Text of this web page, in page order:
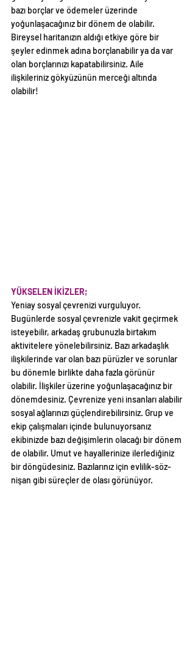
bazı borçlar ve ödemeler üzerinde
yoğunlaşacağınız bir dönem de olabilir.
Bireysel haritanızın aldığı etkiye göre bir
şeyler edinmek adına borçlanabilir ya da var
olan borçlarınızı kapatabilirsiniz. Aile
ilişkileriniz gökyüzünün merceği altında
olabilir!
YÜKSELEN İKİZLER;
Yeniay sosyal çevrenizi vurguluyor.
Bugünlerde sosyal çevrenizle vakit geçirmek
isteyebilir, arkadaş grubunuzla birtakım
aktivitelere yönelebilirsiniz. Bazı arkadaşlık
ilişkilerinde var olan bazı pürüzler ve sorunlar
bu dönemle birlikte daha fazla görünür
olabilir. İlişkiler üzerine yoğunlaşacağınız bir
dönemdesiniz. Çevrenize yeni insanları alabilir
sosyal ağlarınızı güçlendirebilirsiniz. Grup ve
ekip çalışmaları içinde bulunuyorsanız
ekibinizde bazı değişimlerin olacağı bir dönem
de olabilir. Umut ve hayallerinize ilerlediğiniz
bir döngüdesiniz. Bazılarınız için evlilik-söz-
nişan gibi süreçler de olası görünüyor.